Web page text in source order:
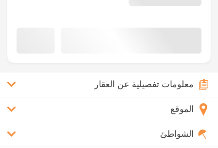
معلومات تفصيلية عن العقار
الموقع
الشواطئ